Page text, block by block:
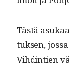
Tästä
tuk­sen,
Vihd­in­tien